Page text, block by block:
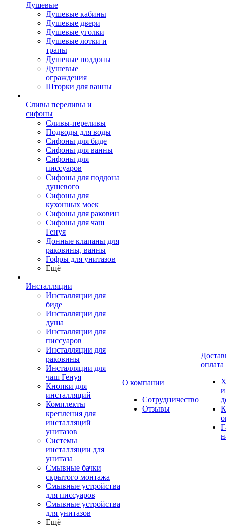
Душевые
Душевые кабины
Душевые двери
Душевые уголки
Душевые лотки и
трапы
Душевые поддоны
Душевые
ограждения
Шторки для ванны
Сливы переливы и
сифоны
Сливы-переливы
Подводы для воды
Сифоны для биде
Сифоны для ванны
Сифоны для
писсуаров
Сифоны для поддона
душевого
Сифоны для
кухонных моек
Сифоны для раковин
Сифоны для чаш
Генуя
Донные клапаны для
раковины, ванны
Гофры для унитазов
Ещё
Инсталляции
Инсталляции для
биде
Инсталляции для
душа
Инсталляции для
писсуаров
Инсталляции для
раковины
Инсталляции для
чаш Генуя
Кнопки для
инсталляций
Комплекты
крепления для
инсталляций
унитазов
Системы
инсталляции для
унитаза
Смывные бачки
скрытого монтажа
Смывные устройства
для писсуаров
Смывные устройства
для унитазов
Ещё
О компании
Сотрудничество
Отзывы
оплата
и